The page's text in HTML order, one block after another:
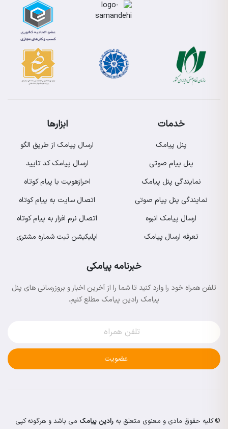
خدمات
پنل پیامک
پنل پیام صوتی
نمایندگی پنل پیامک
نمایندگی پنل پیام صوتی
ارسال پیامک انبوه
تعرفه ارسال پیامک
ابزارها
ارسال پیامک از طریق الگو
ارسال پیامک کد تایید
احرازهویت با پیام کوتاه
اتصال سایت به پیام کوتاه
اتصال نرم افزار به پیام کوتاه
اپلیکیشن ثبت شماره مشتری
خبرنامه پیامکی
تلفن همراه خود را وارد کنید تا شما را از آخرین اخبار و بروزرسانی های پنل
پیامک رادین پیامک مطلع کنیم.
عضویت
© کلیه حقوق مادی و معنوی متعلق به رادین پیامک می باشد و هرگونه کپی